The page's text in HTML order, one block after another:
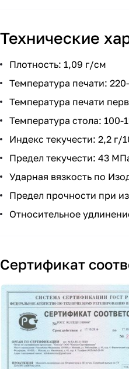
Технические
Плотность: 1,09 г/см
Температура печати:
Температура печати
Температура стола: 100-
Индекс текучести: 2,2 г/
Предел текучести: 43
Ударная вязкость по
Предел прочности при
Относительное
Сертификат